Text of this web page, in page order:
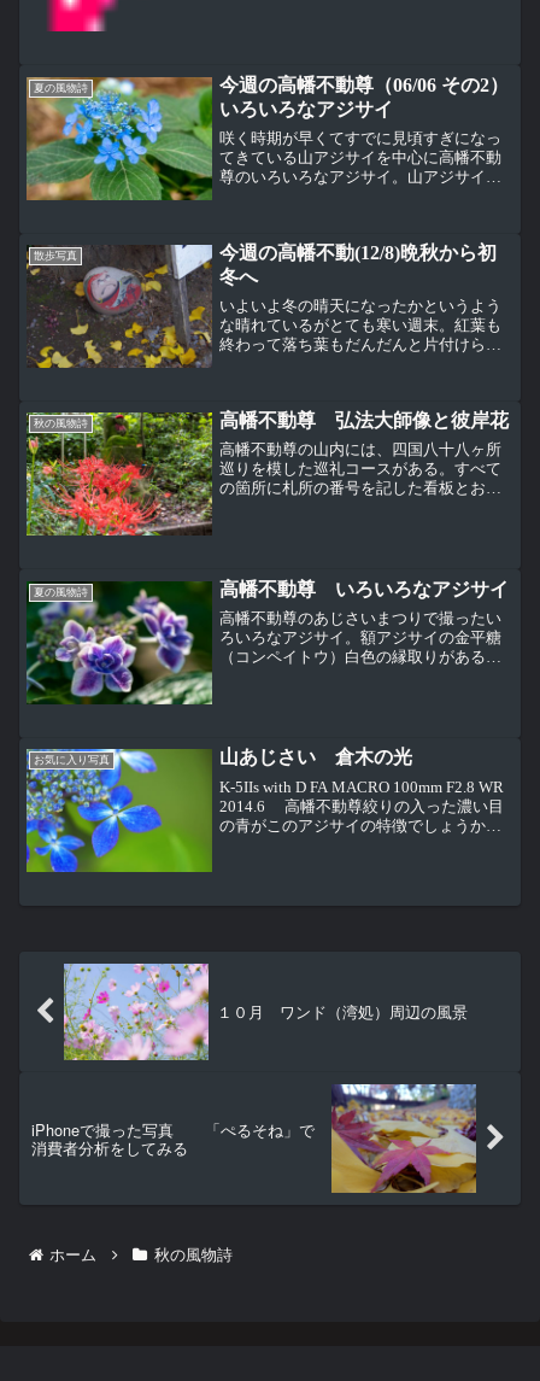
夏の風物詩
今週の高幡不動尊（06/06 その2）
いろいろなアジサイ
咲く時期が早くてすでに見頃すぎになっ
てきている山アジサイを中心に高幡不動
尊のいろいろなアジサイ。山アジサイ
真っ先に思い浮かべるのは...
散歩写真
今週の高幡不動(12/8)晩秋から初
冬へ
いよいよ冬の晴天になったかというよう
な晴れているがとても寒い週末。紅葉も
終わって落ち葉もだんだんと片付けられ
最後まで頑張っているモミ...
秋の風物詩 高幡不動尊 弘法大師像と彼岸花
高幡不動尊の山内には、四国八十八ヶ所
巡りを模した巡礼コースがある。すべて
の箇所に札所の番号を記した看板とお地
夏の風物詩 高幡不動尊 いろいろなアジサイ
高幡不動尊のあじさいまつりで撮ったい
ろいろなアジサイ。額アジサイの金平糖
（コンペイトウ）白色の縁取りがある明
お気に入り写真 山あじさい 倉木の光
K-5IIs with D FA MACRO 100mm F2.8 WR
2014.6 高幡不動尊絞りの入った濃い目
の青がこのアジサイの特徴でしょうか。
１０月 ワンド（湾処）周辺の風景
iPhoneで撮った写真 「ぺるそね」で
消費者分析をしてみる
ホーム 秋の風物詩